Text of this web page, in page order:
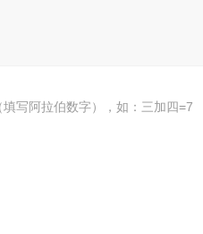
写阿拉伯数字），如：三加四=7